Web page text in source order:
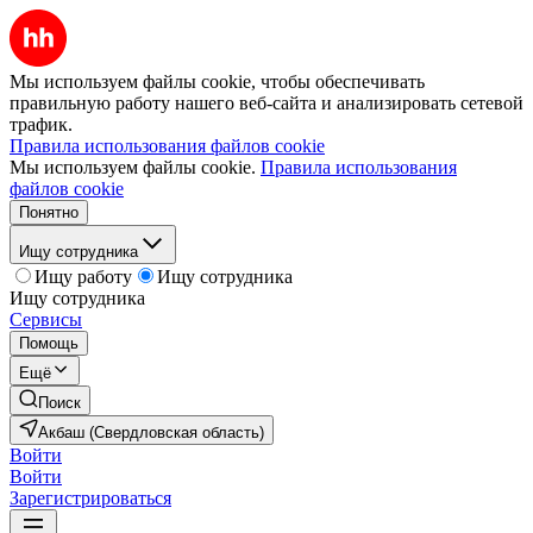
Мы используем файлы cookie, чтобы обеспечивать
правильную работу нашего веб-сайта и анализировать сетевой
трафик.
Правила использования файлов cookie
Мы используем файлы cookie. Правила использования
файлов cookie
Понятно
Ищу сотрудника
Ищу работу
Ищу сотрудника
Ищу сотрудника
Сервисы
Помощь
Ещё
Поиск
Акбаш (Свердловская область)
Войти
Войти
Зарегистрироваться